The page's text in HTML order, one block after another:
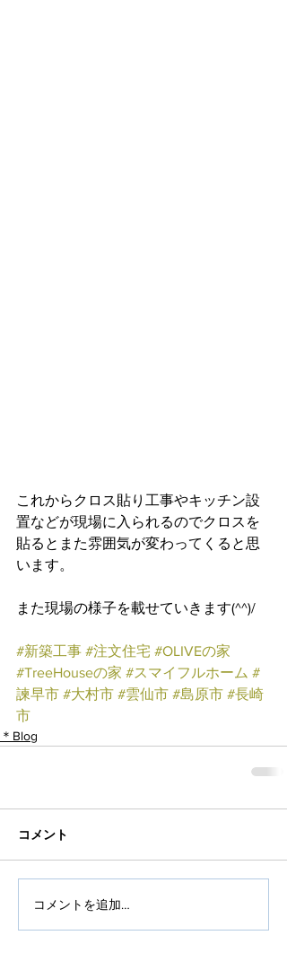
これからクロス貼り工事やキッチン設
置などが現場に入られるのでクロスを
貼るとまた雰囲気が変わってくると思
います。
また現場の様子を載せていきます(^^)/
#新築工事 #注文住宅 #OLIVEの家
#TreeHouseの家 #スマイフルホーム #
諫早市 #大村市 #雲仙市 #島原市 #長崎
市
＊Blog
コメント
コメントを追加…